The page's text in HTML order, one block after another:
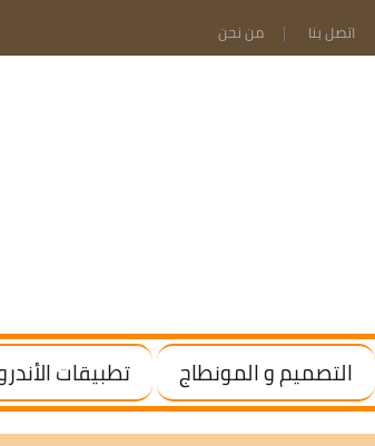
اتصل بنا من نحن
التصميم و المونطاج تطبيقات